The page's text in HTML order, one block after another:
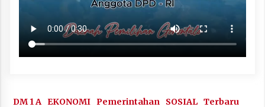
DM 1 A EKONOMI Pemerintahan SOSIAL Terbaru